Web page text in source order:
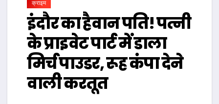
क्राइम
इंदौर का हैवान पति! पत्नी
के प्राइवेट पार्ट में डाला
मिर्च पाउडर, रूह कंपा देने
वाली करतूत